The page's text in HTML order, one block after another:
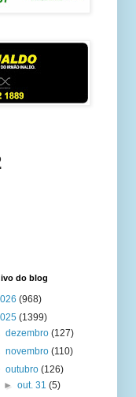
do blog
(968)
(1399)
dezembro(127)
novembro(110)
outubro(126)
► out. 31 (5)